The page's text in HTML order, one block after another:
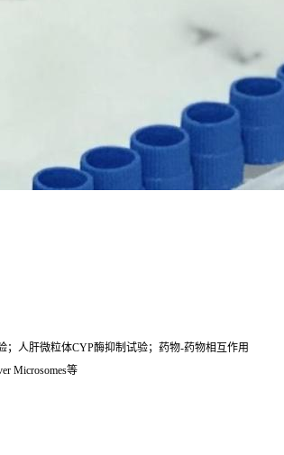
人肝微粒体CYP酶抑制试验；药物-药物相互作用
Microsomes等